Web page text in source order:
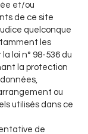
et/ou
de ce site
quelconque
les
loi n° 98-536 du
la protection
ou
utilisés dans ce
de